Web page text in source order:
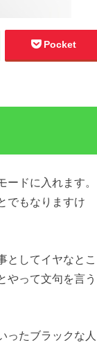
Pocket
ドに入れます。
でもなりますけ
としてイヤなとこ
やって文句を言う
ったブラックな人